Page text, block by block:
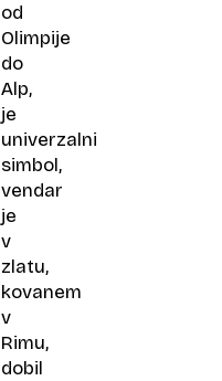
od
Olimpije
do
Alp,
je
univerzalni
simbol,
vendar
je
v
zlatu,
kovanem
v
Rimu,
dobil